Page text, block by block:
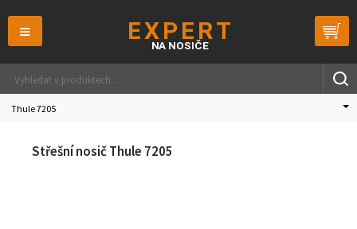
≡
Thule 7205
Střešní nosič Thule 7205